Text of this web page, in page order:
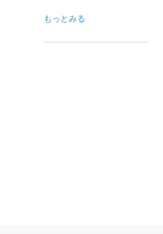
もっとみる